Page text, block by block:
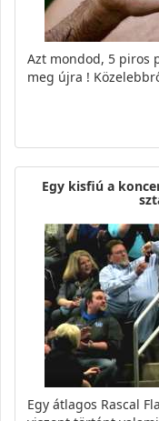
Azt mondod, 5 piros
meg újra !
Egy kisfiú a
Egy átlagos Rascal